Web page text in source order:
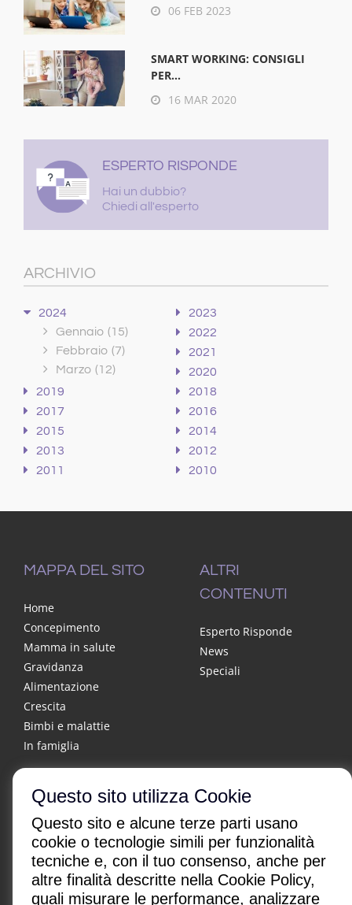
Questo sito utilizza Cookie
Questo sito e alcune terze parti usano
cookie o tecnologie simili per funzionalità
tecniche e, con il tuo consenso, anche per
altre finalità descritte nella Cookie Policy,
quali misurare le performance, analizzare
06 FEB 2023
SMART WORKING: CONSIGLI
PER...
16 MAR 2020
ESPERTO RISPONDE
Hai un dubbio?
Chiedi all'esperto
ARCHIVIO
2024
Gennaio (15)
Febbraio (7)
Marzo (12)
2023
2022
2021
2020
2019
2018
2017
2016
2015
2014
2013
2012
2011
2010
MAPPA DEL SITO
Home
Concepimento
Mamma in salute
Gravidanza
Alimentazione
Crescita
Bimbi e malattie
In famiglia
ALTRI
CONTENUTI
Esperto Risponde
News
Speciali
CHI SONO| CONTATTI|